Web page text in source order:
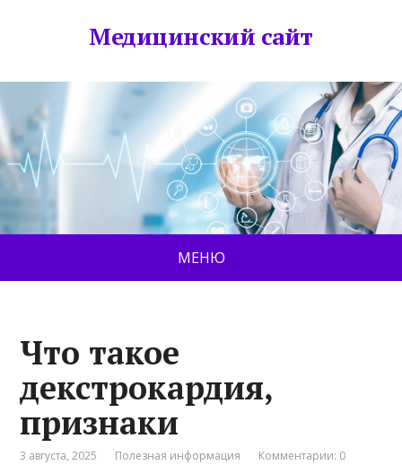
Медицинский сайт
МЕНЮ
Что такое
декстрокардия,
признаки
3 августа, 2025 Полезная информация Комментарии: 0